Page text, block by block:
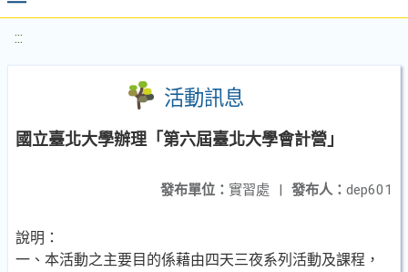
:::
活動訊息
國立臺北大學辦理「第六屆臺北大學會計營」
發布人： dep601
發布單位： 實習處 |
說明：
一、本活動之主要目的係藉由四天三夜系列活動及課程，